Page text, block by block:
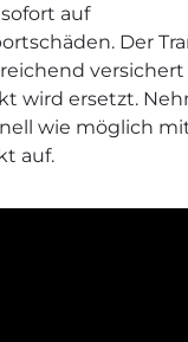
auf
Der
wird ersetzt.
wie möglich
auf.